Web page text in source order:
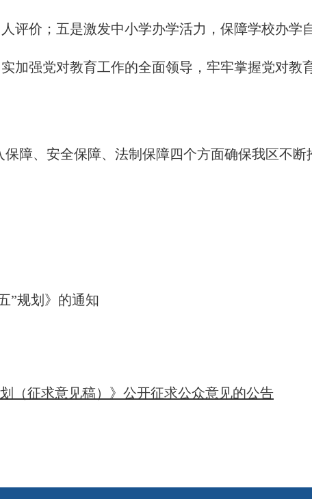
评价；五是激发中小学办学活力，保障学校办学
加强党对教育工作的全面领导，牢牢掌握党对教
障、安全保障、法制保障四个方面确保我区不断
”规划》的通知
（征求意见稿）》公开征求公众意见的公告